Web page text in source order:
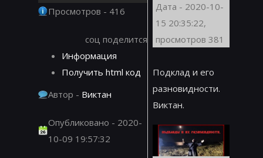
Просмотров - 416
соц поделится
Информация
Получить html код
Автор - Виктан
Опубликовано - 2020-
10-09 19:57:32
Дата - 2020-10-
15 20:35:22,
просмотров 381
Подклад и его
разновидности.
Виктан.